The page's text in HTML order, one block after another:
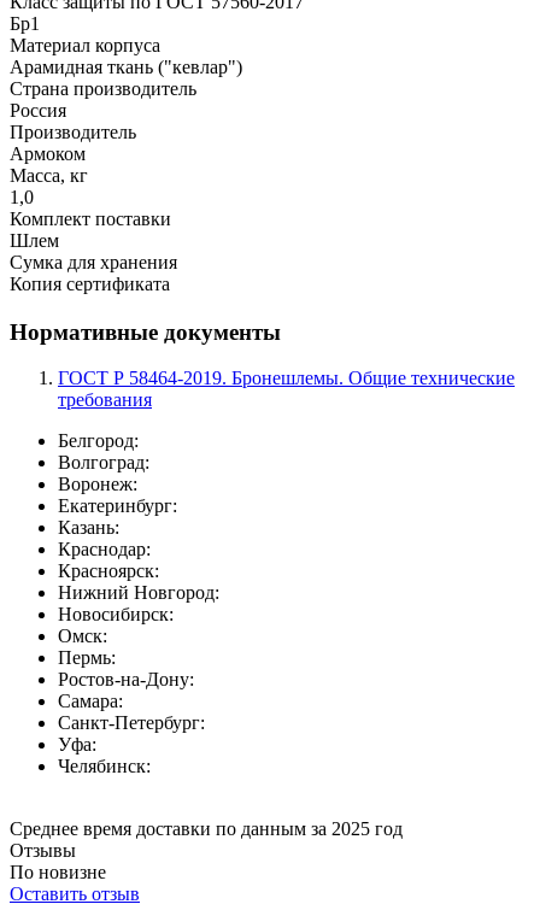
Бр1
Материал корпуса
Арамидная ткань ("кевлар")
Страна производитель
Россия
Производитель
Армоком
Масса, кг
1,0
Комплект поставки
Шлем
Сумка для хранения
Копия сертификата
Нормативные документы
ГОСТ Р 58464-2019. Бронешлемы. Общие технические
требования
Белгород:
Волгоград:
Воронеж:
Екатеринбург:
Казань:
Краснодар:
Красноярск:
Нижний Новгород:
Новосибирск:
Омск:
Пермь:
Ростов-на-Дону:
Самара:
Санкт-Петербург:
Уфа:
Челябинск:
Среднее время доставки по данным за 2025 год
Отзывы
По новизне
Оставить отзыв